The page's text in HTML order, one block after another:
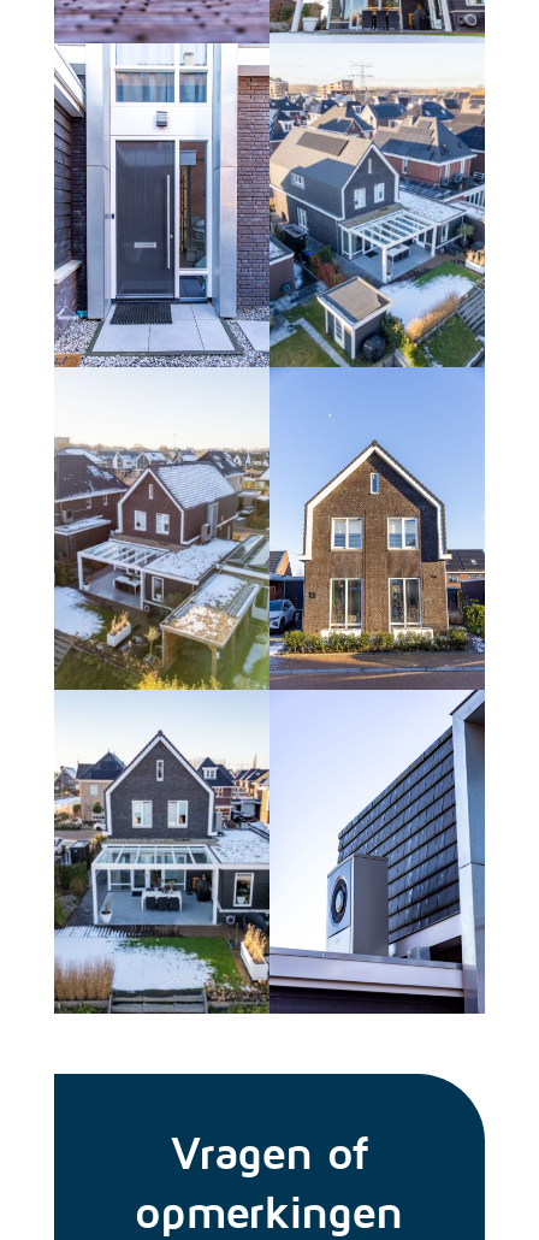
Vragen of
opmerkingen